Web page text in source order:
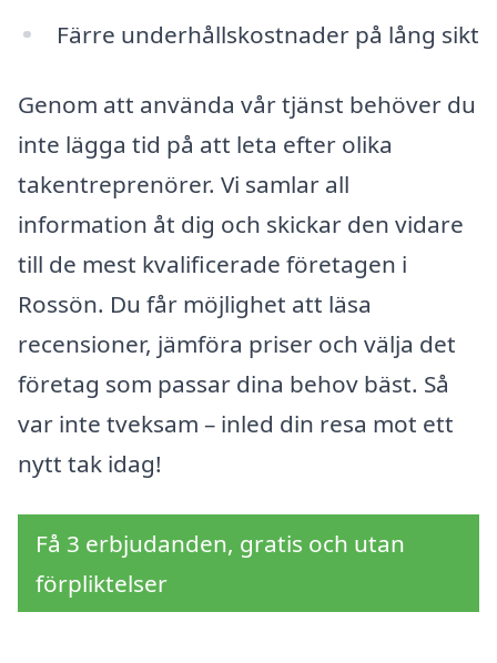
Färre underhållskostnader på lång sikt
Genom att använda vår tjänst behöver du
inte lägga tid på att leta efter olika
takentreprenörer. Vi samlar all
information åt dig och skickar den vidare
till de mest kvalificerade företagen i
Rossön. Du får möjlighet att läsa
recensioner, jämföra priser och välja det
företag som passar dina behov bäst. Så
var inte tveksam – inled din resa mot ett
nytt tak idag!
Få 3 erbjudanden, gratis och utan
förpliktelser